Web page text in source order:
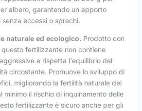
albero, garantendo un apporto
eccessi o sprechi.
naturale ed ecologico. Prodotto con
fertilizzante non contiene
e rispetta l'equilibrio del
circostante. Promuove lo sviluppo di
migliorando la fertilità naturale del
minimo il rischio di inquinamento delle
fertilizzante è sicuro anche per gli